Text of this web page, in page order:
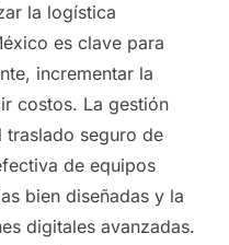
la logística
es clave para
incrementar la
costos. La gestión
traslado seguro de
de equipos
bien diseñadas y la
digitales avanzadas.